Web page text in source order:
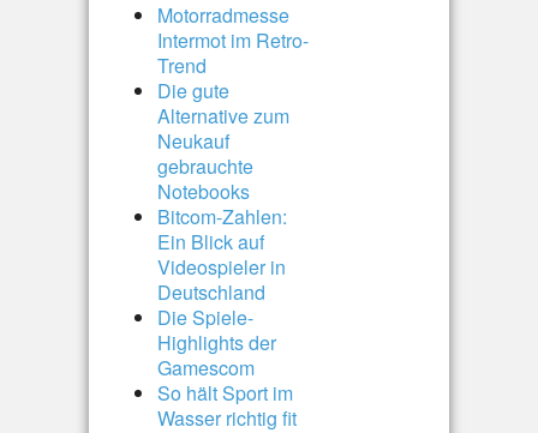
Motorradmesse
Intermot im Retro-
Trend
Die gute
Alternative zum
Neukauf 
gebrauchte
Notebooks
Bitcom-Zahlen:
Ein Blick auf
Videospieler in
Deutschland
Die Spiele-
Highlights der
Gamescom
So hält Sport im
Wasser richtig fit